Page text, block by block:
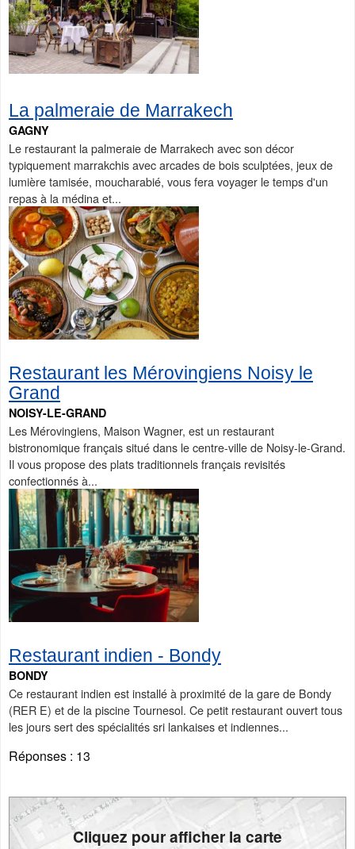
La palmeraie de Marrakech
GAGNY
Le restaurant la palmeraie de Marrakech avec son décor
typiquement marrakchis avec arcades de bois sculptées, jeux de
lumière tamisée, moucharabié, vous fera voyager le temps d'un
repas à la médina et...
Restaurant les Mérovingiens Noisy le
Grand
NOISY-LE-GRAND
Les Mérovingiens, Maison Wagner, est un restaurant
bistronomique français situé dans le centre-ville de Noisy-le-Grand.
Il vous propose des plats traditionnels français revisités
confectionnés à...
Restaurant indien - Bondy
BONDY
Ce restaurant indien est installé à proximité de la gare de Bondy
(RER E) et de la piscine Tournesol. Ce petit restaurant ouvert tous
les jours sert des spécialités sri lankaises et indiennes...
Réponses : 13
Cliquez pour afficher la carte